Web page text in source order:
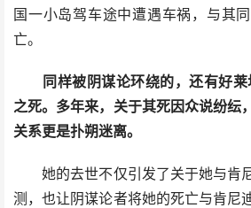
国一小岛驾车途中遭遇车祸，与其
亡。
同样被阴谋论环绕的，还有好
之死。多年来，关于其死因众说纷纭
关系更是扑朔迷离。
她的去世不仅引发了关于她与肯
测，也让阴谋论者将她的死亡与肯尼